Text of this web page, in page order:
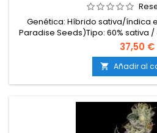
Genética: Híbrido sativa/índica
Paradise Seeds)Tipo: 60% sativa
THC: 18-20%Tiempo de
interiorProducción en interior:
exterior: 700-1000 g/
hasta 250-280 cm en
37,50 €
 Añadir al